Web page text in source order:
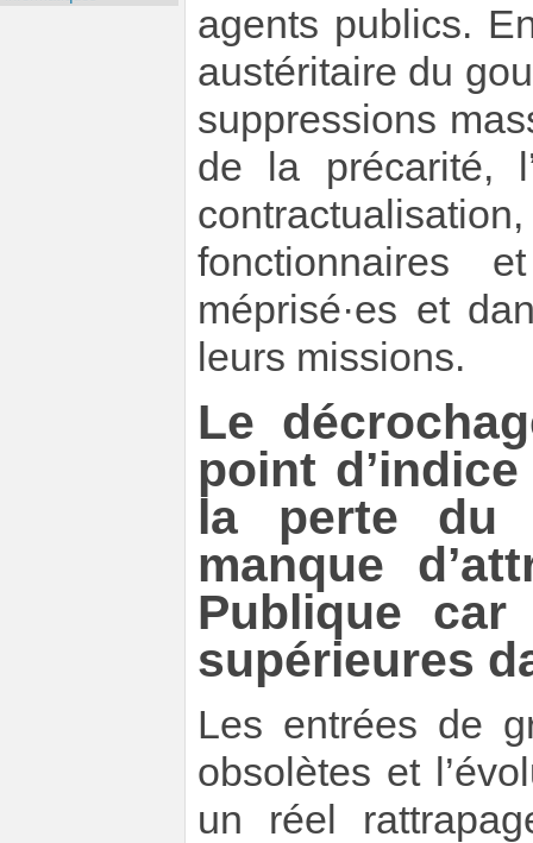
agents publics.
austéritaire du
suppressions
de la précarité,
fonctionnaires
méprisé·es et
leurs missions.
Le
point
la perte du
manque
Publique
supérieures
Les entrées de
obsolètes et
un réel